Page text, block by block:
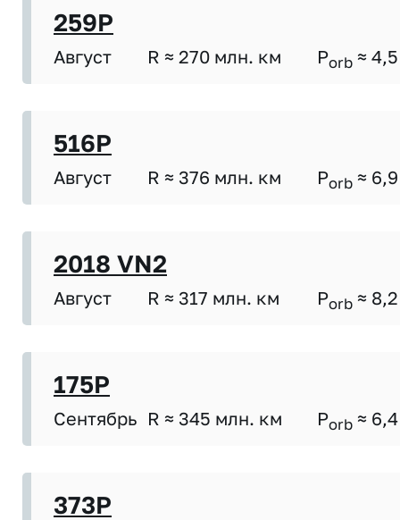
259P
Август R ≈ 270 млн. км Porb ≈ 4,5
516P
Август R ≈ 376 млн. км Porb ≈ 6,9
2018 VN2
Август R ≈ 317 млн. км Porb ≈ 8,2
175P
Сентябрь R ≈ 345 млн. км Porb ≈ 6,4
373P